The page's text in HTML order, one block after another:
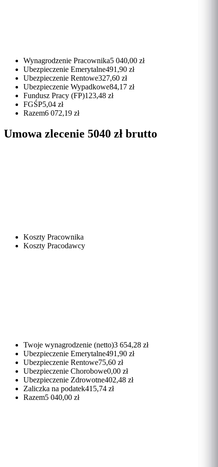
Wynagrodzenie Pracownika5 040,00 zł
Ubezpieczenie Emerytalne491,90 zł
Ubezpieczenie Rentowe327,60 zł
Ubezpieczenie Wypadkowe84,17 zł
Fundusz Pracy (FP)123,48 zł
FGŚP5,04 zł
Razem6 072,19 zł
Umowa zlecenie 5040 zł brutto
Koszty Pracownika
Koszty Pracodawcy
Twoje wynagrodzenie (netto)3 654,28 zł
Ubezpieczenie Emerytalne491,90 zł
Ubezpieczenie Rentowe75,60 zł
Ubezpieczenie Chorobowe0,00 zł
Ubezpieczenie Zdrowotne402,48 zł
Zaliczka na podatek415,74 zł
Razem5 040,00 zł